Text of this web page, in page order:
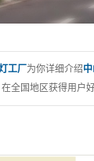
工厂 为你详细介绍中
全国地区获得用户